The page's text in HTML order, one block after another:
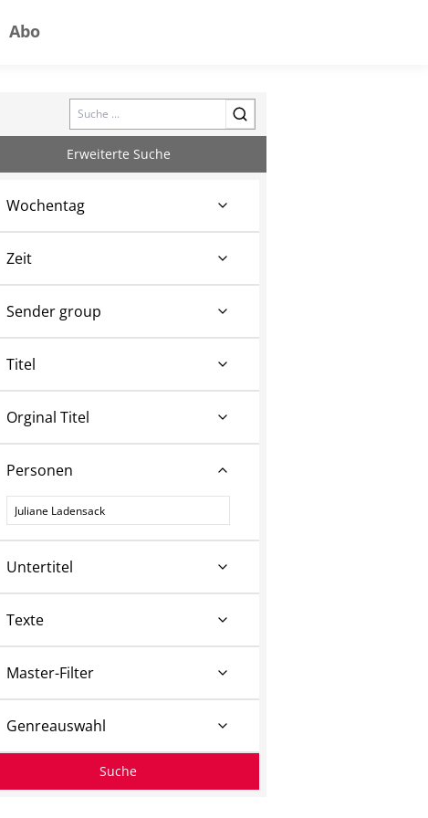
Abo
Search
Erweiterte Suche
Wochentag
Zeit
Sender group
Titel
Orginal Titel
Personen
Personen
Untertitel
Texte
Master-Filter
Genreauswahl
Suche